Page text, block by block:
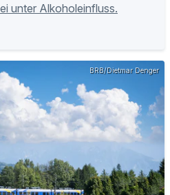
unter Alkoholeinfluss.
BRB/Dietmar Denger